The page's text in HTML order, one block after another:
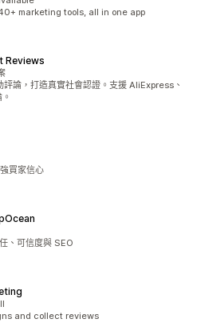
marketing tools, all in one app
Reviews
評論，打造真實社會認證。支援 AliExpress、
買家信心
、可信度與 SEO
and collect reviews